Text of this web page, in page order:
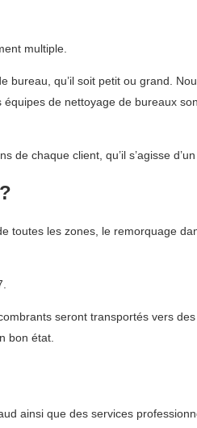
multiple.
qu’il soit petit ou grand.
de nettoyage de bureaux
chaque client, qu’il s’agisse
toutes les zones, le remorquage
seront transportés vers
bon état.
ainsi que des services